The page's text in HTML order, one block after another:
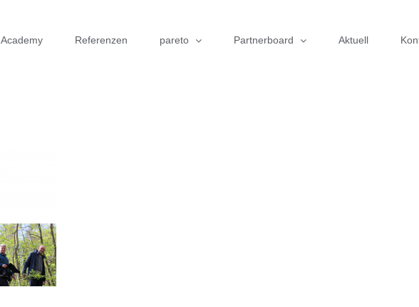
Academy Referenzen pareto Partnerboard Aktuell